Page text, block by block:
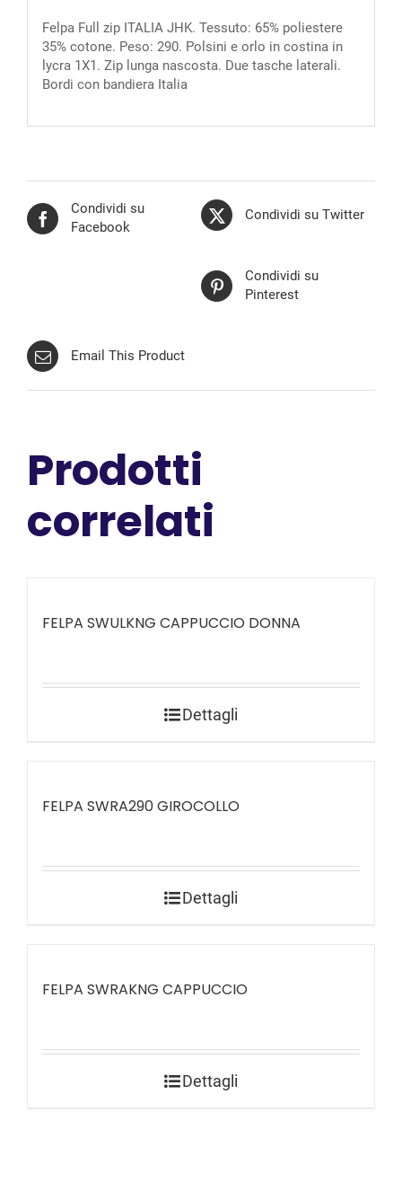
Felpa Full zip ITALIA JHK. Tessuto: 65% poliestere
35% cotone. Peso: 290. Polsini e orlo in costina in
lycra 1X1. Zip lunga nascosta. Due tasche laterali.
Bordi con bandiera Italia
Condividi su
Facebook
Condividi su Twitter
Condividi su
Pinterest
Email This Product
Prodotti
correlati
FELPA SWULKNG CAPPUCCIO DONNA
Dettagli
FELPA SWRA290 GIROCOLLO
Dettagli
FELPA SWRAKNG CAPPUCCIO
Dettagli